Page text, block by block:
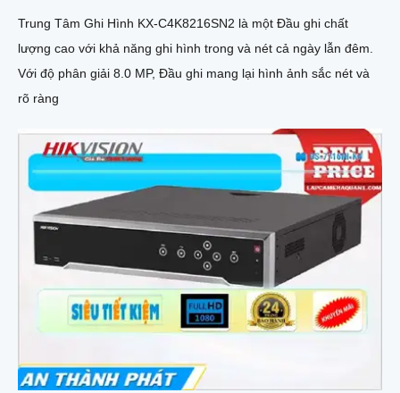
Trung Tâm Ghi Hình KX-C4K8216SN2 là một Đầu ghi chất
lượng cao với khả năng ghi hình trong và nét cả ngày lẫn đêm.
Với độ phân giải 8.0 MP, Đầu ghi mang lại hình ảnh sắc nét và
rõ ràng